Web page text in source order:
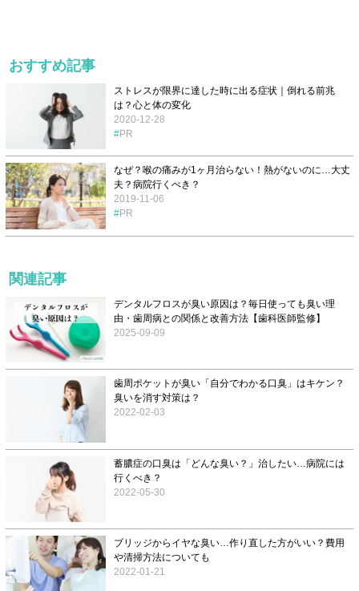
おすすめ記事
ストレスが限界に達した時に出る症状｜倒れる前兆
は？心と体の変化
2020-12-28
PR
なぜ？喉の痛みが1ヶ月治らない！熱がないのに…大丈
夫？病院行くべき？
2019-11-06
PR
関連記事
デンタルフロスが臭い原因は？毎日使っても臭い理
由・歯周病との関係と改善方法【歯科医師監修】
2025-09-09
歯周ポケットが臭い「自分でわかる口臭」はキケン？
臭いを消す対策は？
2022-02-03
蓄膿症の口臭は「どんな臭い？」治したい…病院には
行くべき？
2022-05-30
ブリッジからイヤな臭い…作り直した方がいい？費用
や清掃方法についても
2022-01-21